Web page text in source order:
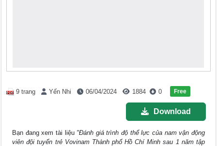
9 trang Yến Nhi 06/04/2024 1884 0 Free
Download
Bạn đang xem tài liệu "Đánh giá trình độ thể lực của nam vận động
viên đội tuyển trẻ Vovinam Thành phố Hồ Chí Minh sau 1 năm tập